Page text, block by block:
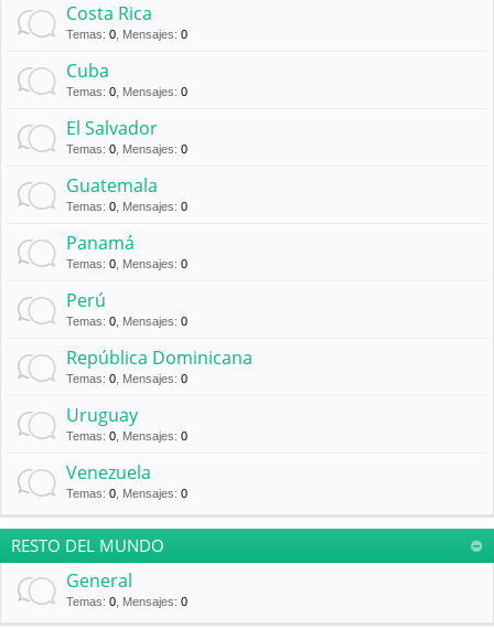
Costa Rica
Temas: 0 Mensajes: 0
Cuba
Temas: 0 Mensajes: 0
El Salvador
Temas: 0 Mensajes: 0
Guatemala
Temas: 0 Mensajes: 0
Panamá
Temas: 0 Mensajes: 0
Perú
Temas: 0 Mensajes: 0
República Dominicana
Temas: 0 Mensajes: 0
Uruguay
Temas: 0 Mensajes: 0
Venezuela
Temas: 0 Mensajes: 0
RESTO DEL MUNDO
General
Temas: 0 Mensajes: 0